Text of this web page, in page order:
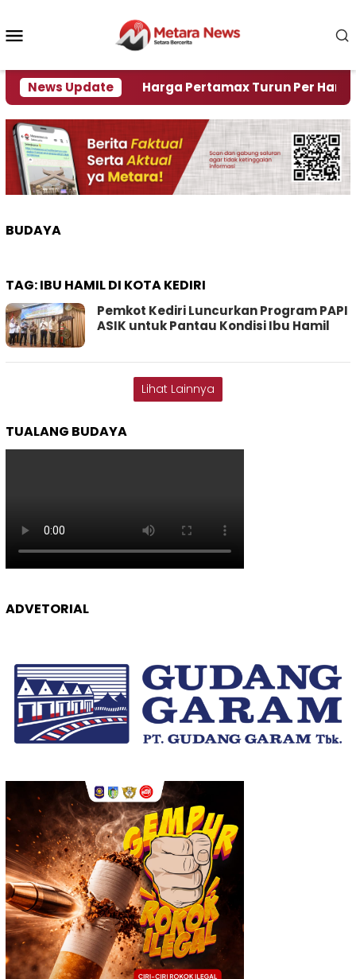
konten
News Update
Krisi Air Harga Pertamax Turun Per Hari Ini,
BUDAYA
TAG:IBU HAMIL DI KOTA KEDIRI
Pemkot Kediri Luncurkan Program PAPI
ASIK untuk Pantau Kondisi Ibu Hamil
Lihat Lainnya
TUALANG BUDAYA
ADVETORIAL